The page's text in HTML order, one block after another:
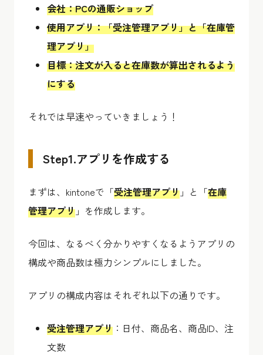
会社：PCの通販ショップ
使用アプリ：「受注管理アプリ」と「在庫管
理アプリ」
目標：注文が入ると在庫数が算出されるよう
にする
それでは早速やっていきましょう！
Step1.アプリを作成する
まずは、kintoneで「受注管理アプリ 」と「在庫
管理アプリ 」を作成します。
今回は、なるべく分かりやすくなるようアプリの
構成や商品数は極力シンプルにしました。
アプリの構成内容はそれぞれ以下の通りです。
受注管理アプリ ：日付、商品名、商品ID、注
文数